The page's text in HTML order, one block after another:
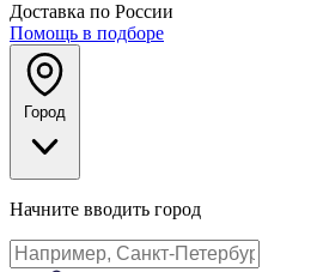
Доставка по России
Помощь в подборе
Город
Начните вводить город